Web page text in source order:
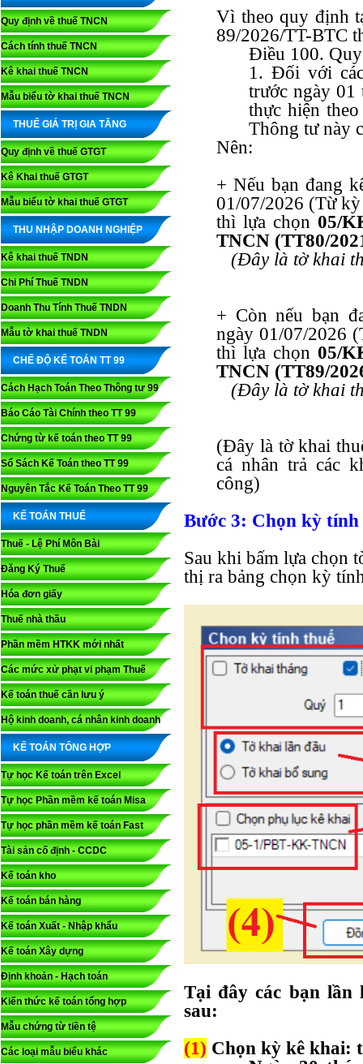
Quy định về thuế TNCN
Cách tính thuế TNCN
Kê khai thuế TNCN
Mẫu biểu tờ khai thuế TNCN
THUẾ GIÁ TRỊ GIA TĂNG
Quy định về thuế GTGT
Kê Khai thuế GTGT
Mẫu biểu tờ khai thuế GTGT
THU NHẬP DOANH NGHIỆP
Kê khai thuế TNDN
Chi Phí Thuế TNDN
Doanh Thu Tính Thuế TNDN
Mẫu tờ khai thuế TNDN
CHẾ ĐỘ KẾ TOÁN TT 99
Cách Hạch Toán Theo Thông tư 99
Báo Cáo Tài Chính theo TT 99
Chứng từ kế toán theo TT 99
Sổ Sách Kế Toán theo TT 99
Nguyên Tắc Kế Toán Theo TT 99
KẾ TOÁN THUẾ
Thuế - Lệ Phí Môn Bài
Đăng Ký Thuế
Hóa đơn giấy
Thuế nhà thầu
Phần mềm HTKK mới nhất
Các mức xử phạt vi phạm Thuế
Kế toán thuế cần lưu ý
Hộ kinh doanh, cá nhân kinh doanh
KẾ TOÁN TỔNG HỢP
Tự học Kế toán trên Excel
Tự học Phần mềm kế toán Misa
Tự học phần mềm kế toán Fast
Tài sản cố định - CCDC
Kế toán kho
Kế toán bán hàng
Kế toán Xuất - Nhập khẩu
Kế toán Xây dựng
Định khoản - Hạch toán
Kiến thức kế toán tổng hợp
Mẫu chứng từ tiền tệ
Các loại mẫu biểu khác
Vì theo quy định
89/2026/TT-BTC
Điều 100.
1. Đối với
trước ngày 01
thực hiện
Thông tư này
Nên:
+ Nếu bạn đang
01/07/2026 (Từ
thì lựa chọn05/
TNCN (TT80/
(Đây là tờ khai
+ Còn nếu bạn
ngày 01/07/2026
thì lựa chọn05/
TNCN (TT89/
(Đây là tờ khai
(Đây là tờ khai
cá nhân trả các
công)
Bước 3: Chọn kỳ tính
Sau khi bấm lựa chọn
thị ra bảng chọn kỳ
Tại đây các bạn
sau:
(1) Chọn kỳ kê khai: